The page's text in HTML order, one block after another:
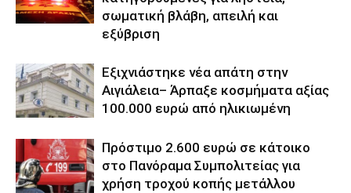
σωματική βλάβη, απειλή και
εξύβριση
Εξιχνιάστηκε νέα απάτη στην
Αιγιάλεια– Άρπαξε κοσμήματα αξίας
100.000 ευρώ από ηλικιωμένη
Πρόστιμο 2.600 ευρώ σε κάτοικο
στο Πανόραμα Συμπολιτείας για
χρήση τροχού κοπής μετάλλου